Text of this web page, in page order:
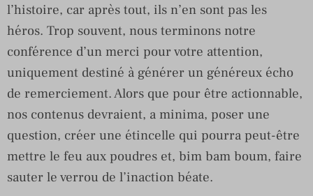
l’histoire, car après tout, ils n’en sont pas les
héros. Trop souvent, nous terminons notre
conférence d’un merci pour votre attention,
uniquement destiné à générer un généreux écho
de remerciement. Alors que pour être actionnable,
nos contenus devraient, a minima, poser une
question, créer une étincelle qui pourra peut-être
mettre le feu aux poudres et, bim bam boum, faire
sauter le verrou de l’inaction béate.